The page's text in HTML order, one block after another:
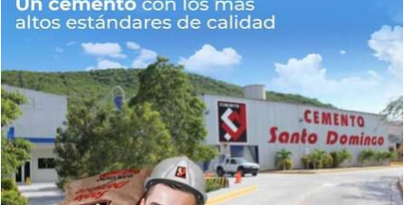
abril 2022
Noticias
Arte y Cultura
Deportes